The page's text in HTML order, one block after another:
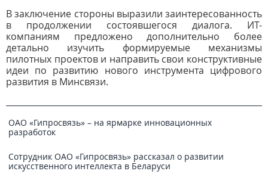
В заключение стороны выразили заинтересованность
в продолжении состоявшегося диалога. ИТ-
компаниям предложено дополнительно более
детально изучить формируемые механизмы
пилотных проектов и направить свои конструктивные
идеи по развитию нового инструмента цифрового
развития в Минсвязи.
ОАО «Гипросвязь» – на ярмарке инновационных
разработок
Сотрудник ОАО «Гипросвязь» рассказал о развитии
искусственного интеллекта в Беларуси